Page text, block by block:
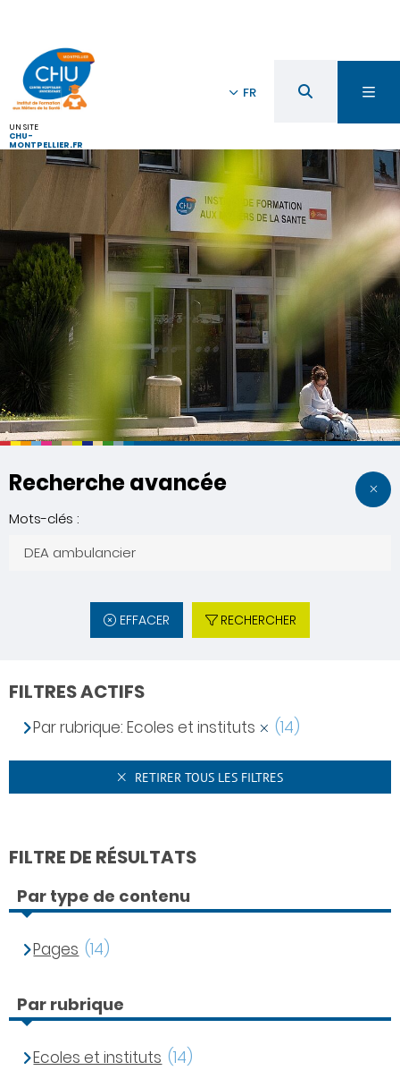
UN SITE
CHU-
MONTPELLIER.FR
FR
Recherche avancée
Mots-clés :
EFFACER RECHERCHER
FILTRES ACTIFS
Par rubrique: Ecoles et instituts (14)
RETIRER TOUS LES FILTRES
FILTRE DE RÉSULTATS
Par type de contenu
Pages (14)
Par rubrique
Ecoles et instituts (14)